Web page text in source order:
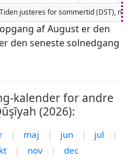
justeres for sommertid (DST),
af August er den
den seneste solnedgang
kalender for andre
(2026):
| maj | jun | jul
|
| nov | dec